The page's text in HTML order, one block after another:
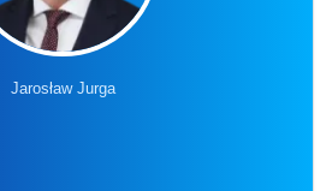
Jarosław Jurga